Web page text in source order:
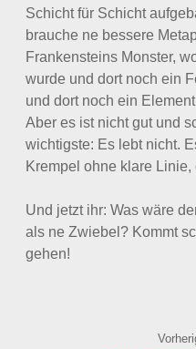
Schicht für Schicht
brauche ne bessere
Frankensteins Monster,
wurde und dort noch ein
und dort noch ein
Aber es ist nicht gut und
wichtigste: Es lebt nicht.
Krempel ohne klare
Und jetzt ihr: Was wäre
als ne Zwiebel? Kommt
gehen!